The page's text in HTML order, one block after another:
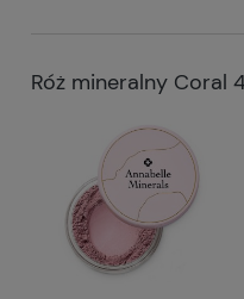
Róż mineralny Coral